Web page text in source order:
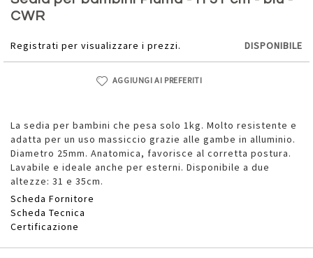
CWR
Registrati per visualizzare i prezzi. DISPONIBILE
AGGIUNGI AI PREFERITI
La sedia per bambini che pesa solo 1kg. Molto resistente e
adatta per un uso massiccio grazie alle gambe in alluminio.
Diametro 25mm. Anatomica, favorisce al corretta postura.
Lavabile e ideale anche per esterni. Disponibile a due
altezze: 31 e 35cm.
Scheda Fornitore
Scheda Tecnica
Certificazione
della
galleria
immagini